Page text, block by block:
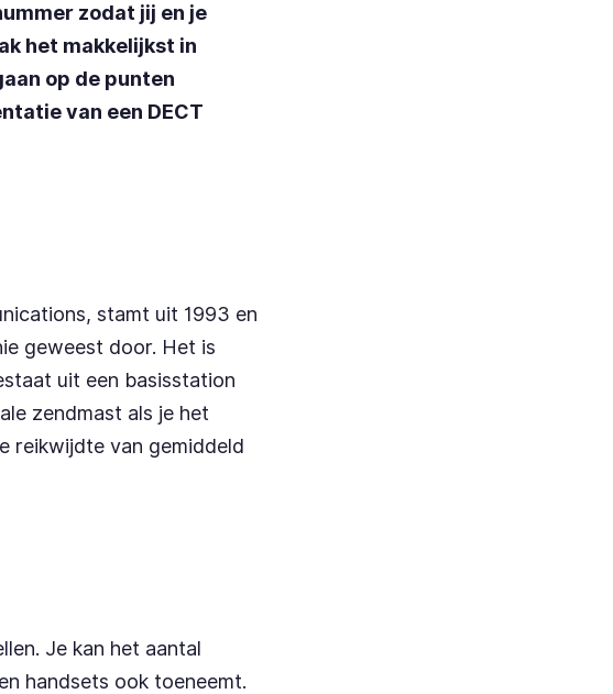
zodat jij en je
het makkelijkst in
op de punten
van een DECT
stamt uit 1993 en
geweest door. Het is
uit een basisstation
zendmast als je het
reikwijdte van gemiddeld
Je kan het aantal
handsets ook toeneemt.